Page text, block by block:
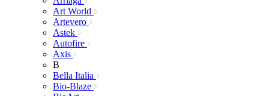
Art World
Artevero
Astek
Autofire
Axis
B
Bella Italia
Bio-Blaze